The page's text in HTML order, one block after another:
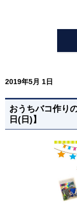
2019年5月 1日
おうちバコ作り
日(日)】